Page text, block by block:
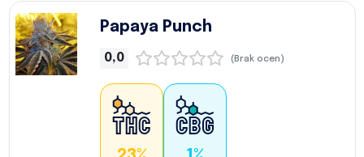
Papaya Punch
0,0 (Brak ocen)